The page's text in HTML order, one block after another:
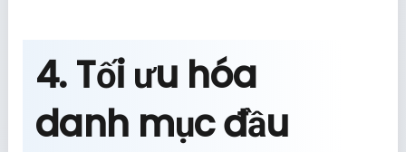
4. Tối ưu hóa
danh mục đầu